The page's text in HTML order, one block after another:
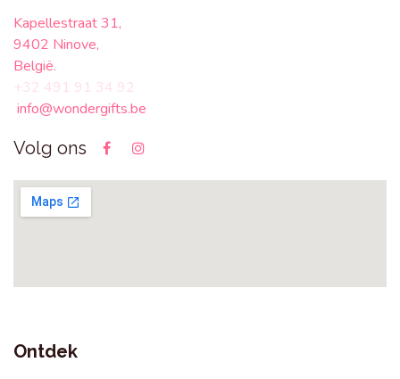
Kapellestraat 31,
9402 Ninove,
België.
+32 491 91 34 92
info@wondergifts.be
Volg ons
Ontdek